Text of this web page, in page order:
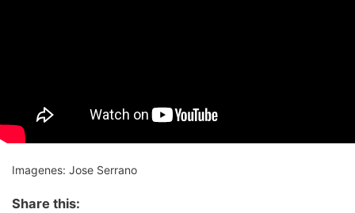
Imagenes: Jose Serrano
Share this: